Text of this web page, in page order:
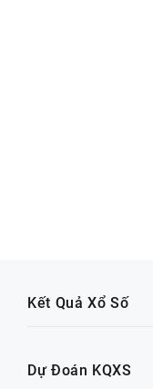
Kết Quả Xổ Số
Dự Đoán KQXS